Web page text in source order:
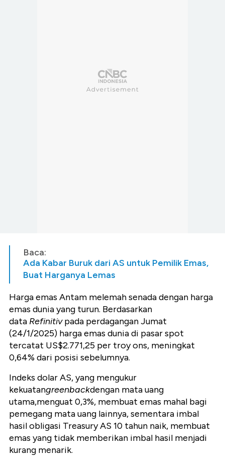
Baca:
Ada Kabar Buruk dari AS untuk Pemilik Emas,
Buat Harganya Lemas
Harga emas Antam melemah senada dengan harga
emas dunia yang turun. Berdasarkan
data Refinitivpada perdagangan Jumat
(24/1/2025) harga emas dunia di pasar spot
tercatat US$2.771,25 per troy ons, meningkat
0,64% dari posisi sebelumnya.
Indeks dolar AS, yang mengukur
kekuatangreenbackdengan mata uang
utama,menguat 0,3%, membuat emas mahal bagi
pemegang mata uang lainnya, sementara imbal
hasil obligasi Treasury AS 10 tahun naik, membuat
emas yang tidak memberikan imbal hasil menjadi
kurang menarik.